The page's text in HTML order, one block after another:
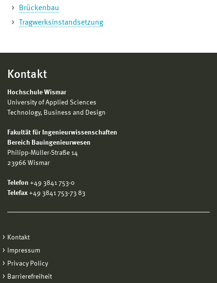
Brückenbau
Tragwerksinstandsetzung
Kontakt
Hochschule Wismar
University of Applied Sciences
Technology, Business and Design
Fakultät für Ingenieurwissenschaften
Bereich Bauingenieurwesen
Philipp-Müller-Straße 14
23966 Wismar
Telefon +49 3841 753-0
Telefax +49 3841 753-73 83
Kontakt
Impressum
Privacy Policy
Barrierefreiheit